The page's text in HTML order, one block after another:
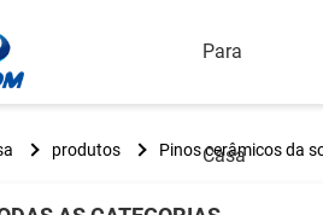
Para
Casa
produtos Pinos cerâmicos da